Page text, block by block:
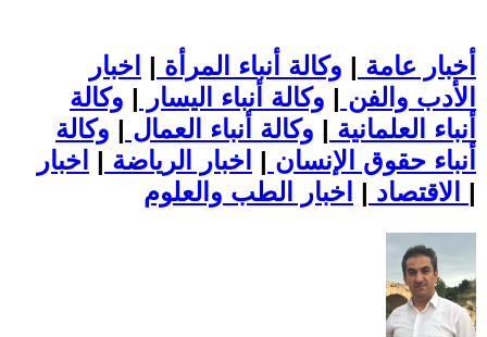
أخبار عامة | وكالة أنباء المرأة | اخبار
الأدب والفن | وكالة أنباء اليسار | وكالة
أنباء العلمانية | وكالة أنباء العمال | وكالة
أنباء حقوق الإنسان | اخبار الرياضة | اخبار
الاقتصاد | |